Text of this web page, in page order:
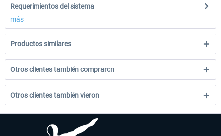
Requerimientos del sistema
más
Productos similares
Otros clientes también compraron
Otros clientes también vieron